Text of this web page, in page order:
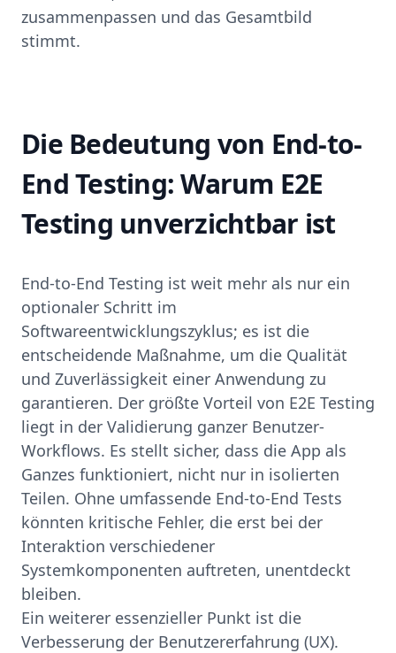
zusammenpassen und das Gesamtbild
stimmt.
Die Bedeutung von End-to-
End Testing: Warum E2E
Testing unverzichtbar ist
End-to-End Testing ist weit mehr als nur ein
optionaler Schritt im
Softwareentwicklungszyklus; es ist die
entscheidende Maßnahme, um die Qualität
und Zuverlässigkeit einer Anwendung zu
garantieren. Der größte Vorteil von E2E Testing
liegt in der Validierung ganzer Benutzer-
Workflows. Es stellt sicher, dass die App als
Ganzes funktioniert, nicht nur in isolierten
Teilen. Ohne umfassende End-to-End Tests
könnten kritische Fehler, die erst bei der
Interaktion verschiedener
Systemkomponenten auftreten, unentdeckt
bleiben.
Ein weiterer essenzieller Punkt ist die
Verbesserung der Benutzererfahrung (UX).